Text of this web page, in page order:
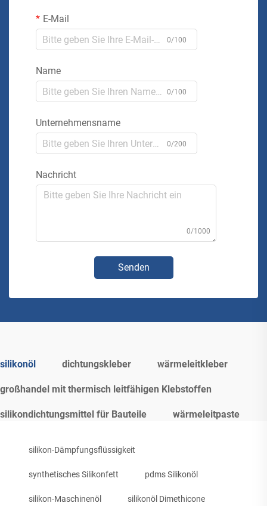
E-Mail
0/100
Name
0/100
Unternehmensname
0/200
Nachricht
0/1000
Senden
silikonöl dichtungskleber wärmeleitkleber
großhandel mit thermisch leitfähigen Klebstoffen
silikondichtungsmittel für Bauteile wärmeleitpaste
silikon-Dämpfungsflüssigkeit
synthetisches Silikonfett pdms Silikonöl
silikon-Maschinenöl silikonöl Dimethicone